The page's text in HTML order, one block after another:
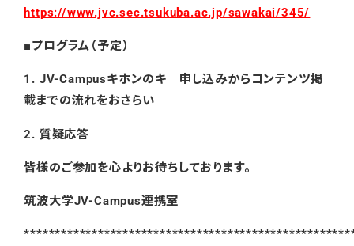
https://www.jvc.sec.tsukuba.ac.jp/sawakai/345/
■プログラム（予定）
1. JV-Campusキホンのキ 申し込みからコンテンツ掲
載までの流れをおさらい
2. 質疑応答
皆様のご参加を心よりお待ちしております。
筑波大学JV-Campus連携室